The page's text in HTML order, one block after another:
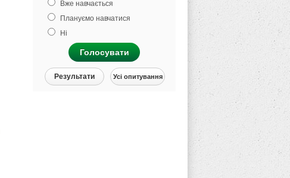
Вже навчається
Плануємо навчатися
Ні
Голосувати
Результати Усі опитування